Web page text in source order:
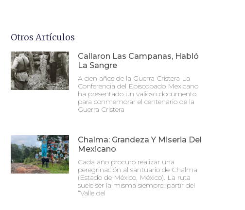
Otros Artículos
Callaron Las Campanas, Habló
La Sangre
A cien años de la Guerra Cristera La
Conferencia del Episcopado Mexicano
ha presentado un valioso documento
para conmemorar el centenario de la
Guerra Cristera
Chalma: Grandeza Y Miseria Del
Mexicano
Cada año procuro realizar una
peregrinación al santuario de Chalma
(Estado de México, México). La ruta
suele ser la misma siempre: partir del
“Valle del